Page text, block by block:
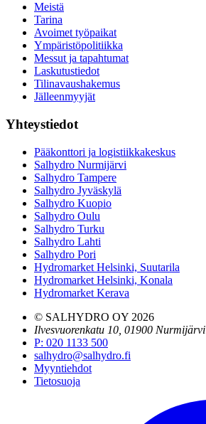
Meistä
Tarina
Avoimet työpaikat
Ympäristöpolitiikka
Messut ja tapahtumat
Laskutustiedot
Tilinavaushakemus
Jälleenmyyjät
Yhteystiedot
Pääkonttori ja logistiikkakeskus
Salhydro Nurmijärvi
Salhydro Tampere
Salhydro Jyväskylä
Salhydro Kuopio
Salhydro Oulu
Salhydro Turku
Salhydro Lahti
Salhydro Pori
Hydromarket Helsinki, Suutarila
Hydromarket Helsinki, Konala
Hydromarket Kerava
© SALHYDRO OY 2026
Ilvesvuorenkatu 10, 01900 Nurmijärvi
P: 020 1133 500
salhydro@salhydro.fi
Myyntiehdot
Tietosuoja